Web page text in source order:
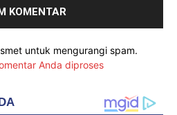
untuk mengurangi spam.
Anda diproses